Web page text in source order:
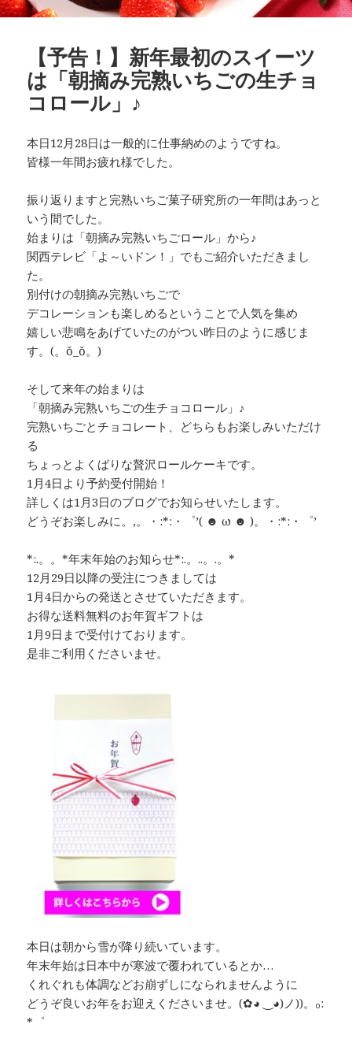
【予告！】新年最初のスイーツ
は「朝摘み完熟いちごの生チョ
コロール」♪
本日12月28日は一般的に仕事納めのようですね。
皆様一年間お疲れ様でした。
振り返りますと完熟いちご菓子研究所の一年間はあっと
いう間でした。
始まりは「朝摘み完熟いちごロール」から♪
関西テレビ「よ～いドン！」でもご紹介いただきまし
た。
別付けの朝摘み完熟いちごで
デコレーションも楽しめるということで人気を集め
嬉しい悲鳴をあげていたのがつい昨日のように感じま
す。(。ŏ_ŏ。)
そして来年の始まりは
「朝摘み完熟いちごの生チョコロール」♪
完熟いちごとチョコレート、どちらもお楽しみいただけ
る
ちょっとよくばりな贅沢ロールケーキです。
1月4日より予約受付開始！
詳しくは1月3日のブログでお知らせいたします。
どうぞお楽しみに。,。・:*:・゜’( ☻ ω ☻ )。・:*:・゜’
*:.。。*年末年始のお知らせ*:.。..。.。*
12月29日以降の受注につきましては
1月4日からの発送とさせていただきます。
お得な送料無料のお年賀ギフトは
1月9日まで受付けております。
是非ご利用くださいませ。
本日は朝から雪が降り続いています。
年末年始は日本中が寒波で覆われているとか…
くれぐれも体調などお崩ずしになられませんように
どうぞ良いお年をお迎えくださいませ。(✿◕ ‿◕)ノ))。₀:
*゜